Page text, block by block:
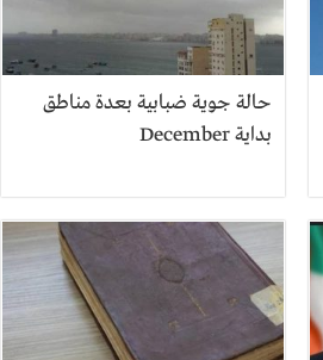
حالة جوية ضبابية بعدة مناطق
بداية December